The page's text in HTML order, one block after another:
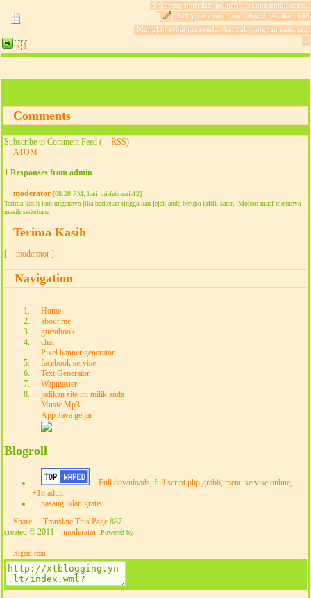
Sekarang mari kita pelajari bersama untuk cara...
cara membuat blog di wapka.mobi
( 245 )
Mungkin sobat juga sudah banyak yang tau tentang...
« 1
2
Comments
Subscribe to Comment Feed ( RSS)
ATOM
1 Responses from admin
moderator [08:28 PM, hari ini-februari-12]
Terima kasih kunjungannya jika berkenan tinggalkan jejak anda berupa kritik saran. Mohon maaf menunya
masih sederhana
Terima Kasih
[ moderator ]
Navigation
Home
about me
guestbook
chat
Pixel banner generator
facebook servise
Text Generator
Wapmaster
jadikan site ini milik anda
Music Mp3
App Java getjar
Blogroll
Full downloads, full script php grabb, menu servise online,
+18 adult
pasang iklan gratis
Share
Translate This Page 887
created © 2011
moderator .Powered by
Xtgem.com